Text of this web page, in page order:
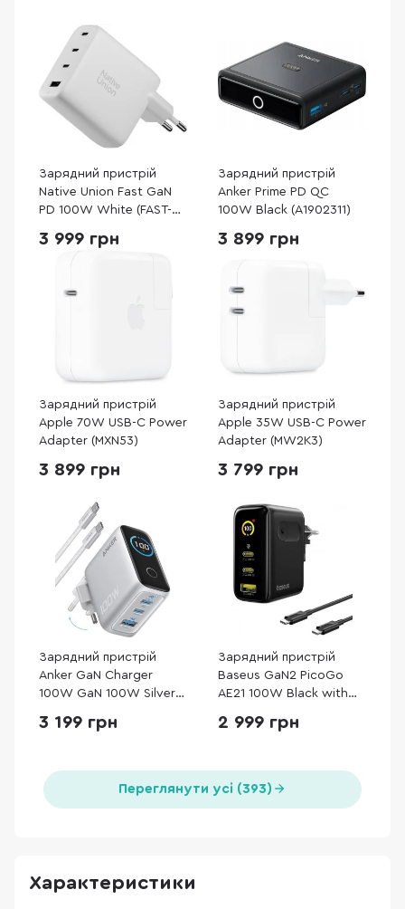
Зарядний пристрій
Native Union Fast GaN
PD 100W White (FAST-
3 999 грн
Зарядний пристрій
Anker Prime PD QC
100W Black (A1902311)
3 899 грн
Зарядний пристрій
Apple 70W USB-C Power
Adapter (MXN53)
3 899 грн
Зарядний пристрій
Apple 35W USB-C Power
Adapter (MW2K3)
3 799 грн
Зарядний пристрій
Anker GaN Charger
100W GaN 100W Silver
(B121BG41)
3 199 грн
Зарядний пристрій
Baseus GaN2 PicoGo
AE21 100W Black with
100W (E0121B00)
2 999 грн
Переглянути усі (393)
Характеристики